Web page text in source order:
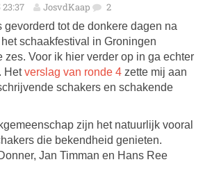
JosvdKaap 2
tot de donkere dagen na
schaakfestival in Groningen
zes. Voor ik hier verder op in ga echter
Hetverslag van ronde 4 zette mij aan
schakers en schakende
zijn het natuurlijk vooral
die bekendheid genieten.
Jan Timman en Hans Ree